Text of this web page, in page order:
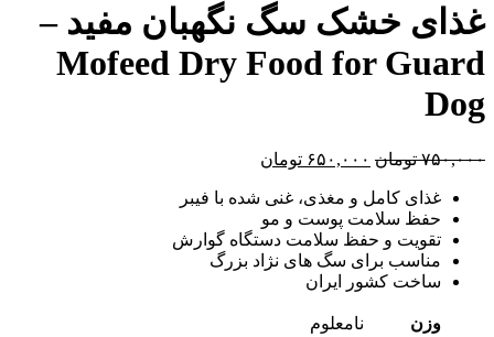
غذای خشک سگ نگهبان مفید –
Mofeed Dry Food for Guard
Dog
۷۵۰,۰۰۰ تومان ۶۵۰,۰۰۰ تومان
غذای کامل و مغذی، غنی شده با فیبر
حفظ سلامت پوست و مو
تقویت و حفظ سلامت دستگاه گوارش
مناسب برای سگ های نژاد بزرگ
ساخت کشور ایران
وزن نامعلوم